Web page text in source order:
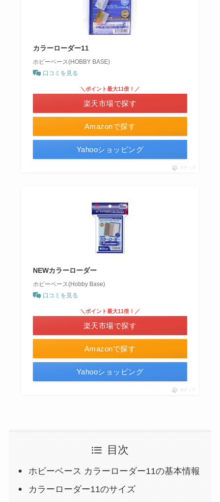
カラーローダー11
ホビーベース(HOBBY BASE)
口コミを見る
Amazonで探す
＼ポイント最大11倍！／
楽天市場で探す
Yahooショッピング
ポチップ
NEWカラーローダー
ホビーベース(Hobby Base)
口コミを見る
Amazonで探す
＼ポイント最大11倍！／
楽天市場で探す
Yahooショッピング
ポチップ
目次
ホビーベース カラーローダー11の基本情報
カラーローダー11のサイズ